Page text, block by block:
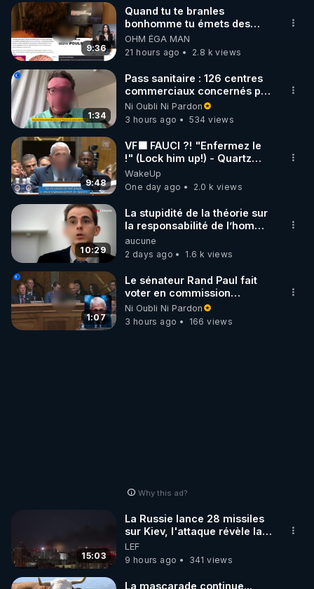
▶ 30 jours gratuit sur l’application de méditation et
de bien-être ENVOL :
Rendez-vous sur https://www.envol.app/code
le code : REGENERE
9:36
Quand tu te branles
bonhomme tu émets des
ondes ils ont juste omis de
t'expliquer
OHM ÉGA MAN
21 hours ago
2.8 k views
1:34
Pass sanitaire : 126 centres
commerciaux concernés par
l'obligation dans toute la
France
Ni Oubli Ni Pardon
3 hours ago
534 views
9:48
VF🟩 FAUCI ?! "Enfermez le
!" (Lock him up!) - Quartz
Traduction
WakeUp
One day ago
2.0 k views
10:29
La stupidité de la théorie sur
la responsabilité de l’homme
concernant le dioxyde de
carbone.
aucune
2 days ago
1.6 k views
1:07
Le sénateur Rand Paul fait
voter en commission
l'outrage au Congrès contre
Anthony Fauci
Ni Oubli Ni Pardon
3 hours ago
166 views
Why this ad?
15:03
La Russie lance 28 missiles
sur Kiev, l'attaque révèle la
faiblesse de Kiev
LEF
9 hours ago
341 views
La mascarade continue...